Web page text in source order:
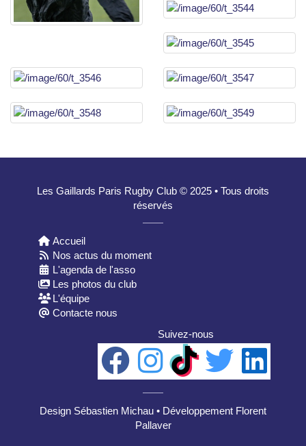
Les Gaillards Paris Rugby Club © 2025 • Tous droits
réservés
Accueil
Nos actus du moment
L'agenda de l'asso
Les photos du club
L'équipe
Contacte nous
Suivez-nous
Design Sébastien Michau • Développement Florent
Pallaver